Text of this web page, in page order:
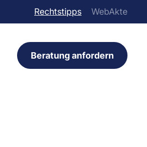
Rechtstipps WebAkte
Beratung anfordern